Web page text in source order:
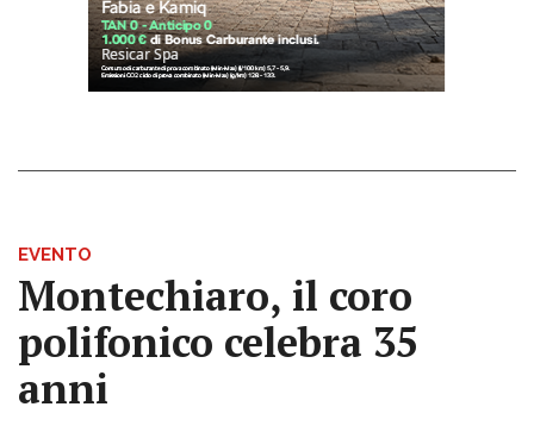
EVENTO
Montechiaro, il coro
polifonico celebra 35
anni